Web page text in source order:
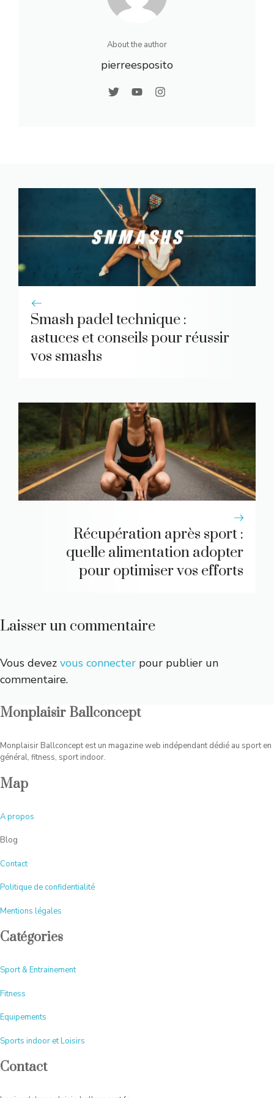
About the author
pierreesposito
Smash padel technique :
astuces et conseils pour réussir
vos smashs
Récupération après sport :
quelle alimentation adopter
pour optimiser vos efforts
Laisser un commentaire
Vous devez vous connecter pour publier un
commentaire.
Monplaisir Ballconcept
Monplaisir Ballconcept est un magazine web indépendant dédié au sport en
général, fitness, sport indoor.
Map
Apropos
Blog
Contact
Politique de confidentialité
Mentions légales
Catégories
Sport & Entrainement
Fitness
Equipements
Sports indoor et Loisirs
Contact